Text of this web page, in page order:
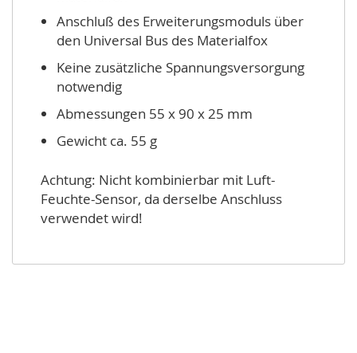
Anschluß des Erweiterungsmoduls über
den Universal Bus des Materialfox
Keine zusätzliche Spannungsversorgung
notwendig
Abmessungen 55 x 90 x 25 mm
Gewicht ca. 55 g
Achtung: Nicht kombinierbar mit Luft-
Feuchte-Sensor, da derselbe Anschluss
verwendet wird!